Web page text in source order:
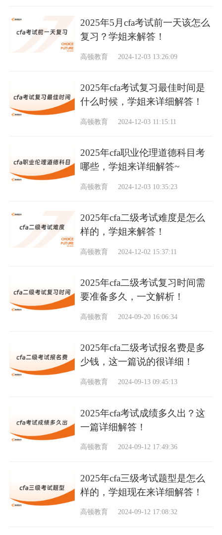
2025年5月cfa考试前一天该怎么
复习？学姐来解答！
高顿教育 2024-12-03 13:26:09
2025年cfa考试复习最佳时间是
什么时候，学姐来详细解答！
高顿教育 2024-12-03 11:15:11
2025年cfa职业伦理道德科目考
哪些，学姐来详细解答~
高顿教育 2024-12-03 10:35:23
2025年cfa二级考试难度是怎么
样的，学姐来解答！
高顿教育 2024-12-02 15:37:11
2025年cfa二级考试复习时间需
要准备多久，一文解析！
高顿教育 2024-09-20 16:06:34
2025年cfa二级考试报名费是多
少钱，这一篇说的很详细！
高顿教育 2024-09-13 09:45:13
2025年cfa考试成绩多久出？这
一篇详细解答！
高顿教育 2024-09-12 17:49:36
2025年cfa三级考试题型是怎么
样的，学姐现在来详细解答！
高顿教育 2024-09-12 17:08:32